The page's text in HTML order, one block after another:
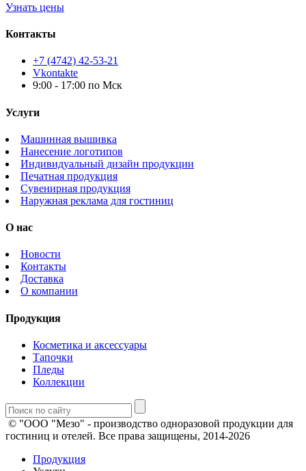
Узнать цены
Контакты
+7 (4742) 42-53-21
Vkontakte
9:00 - 17:00 по Мск
Услуги
Машинная вышивка
Нанесение логотипов
Индивидуальный дизайн продукции
Печатная продукция
Сувенирная продукция
Наружная реклама для гостиниц
О нас
Новости
Контакты
Доставка
О компании
Продукция
Косметика и аксессуары
Тапочки
Пледы
Коллекции
© "ООО "Мезо" - производство одноразовой продукции для
гостиниц и отелей. Все права защищены, 2014-2026
Продукция